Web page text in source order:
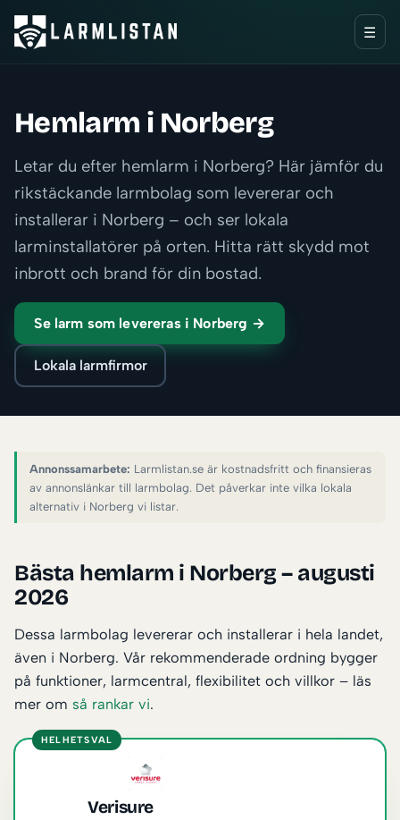
☰
Hemlarm i Norberg
Letar du efter hemlarm i Norberg? Här jämför du
rikstäckande larmbolag som levererar och
installerar i Norberg – och ser lokala
larminstallatörer på orten. Hitta rätt skydd mot
inbrott och brand för din bostad.
Se larm som levereras i Norberg →
Lokala larmfirmor
Annonssamarbete: Larmlistan.se är kostnadsfritt och finansieras
av annonslänkar till larmbolag. Det påverkar inte vilka lokala
alternativ i Norberg vi listar.
Bästa hemlarm i Norberg – augusti
2026
Dessa larmbolag levererar och installerar i hela landet,
även i Norberg. Vår rekommenderade ordning bygger
på funktioner, larmcentral, flexibilitet och villkor – läs
mer om så rankar vi.
HELHETSVAL
Verisure